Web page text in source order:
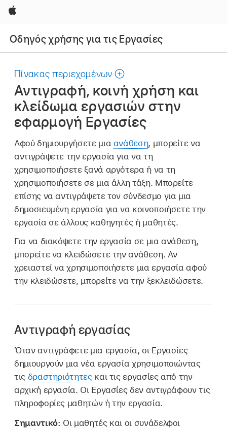
Apple
Οδηγός χρήσης για τις Εργασίες
Πίνακας περιεχομένων
Αντιγραφή, κοινή χρήση και
κλείδωμα εργασιών στην
εφαρμογή Εργασίες
Αφού δημιουργήσετε μια ανάθεση, μπορείτε να
αντιγράψετε την εργασία για να τη
χρησιμοποιήσετε ξανά αργότερα ή να τη
χρησιμοποιήσετε σε μια άλλη τάξη. Μπορείτε
επίσης να αντιγράψετε τον σύνδεσμο για μια
δημοσιευμένη εργασία για να κοινοποιήσετε την
εργασία σε άλλους καθηγητές ή μαθητές.
Για να διακόψετε την εργασία σε μια ανάθεση,
μπορείτε να κλειδώσετε την ανάθεση. Αν
χρειαστεί να χρησιμοποιήσετε μια εργασία αφού
την κλειδώσετε, μπορείτε να την ξεκλειδώσετε.
Αντιγραφή εργασίας
Όταν αντιγράφετε μια εργασία, οι Εργασίες
δημιουργούν μια νέα εργασία χρησιμοποιώντας
τις δραστηριότητεςκαι τις εργασίες από την
αρχική εργασία. Οι Εργασίες δεν αντιγράφουν τις
πληροφορίες μαθητών ή την εργασία.
Σημαντικό: Οι μαθητές και οι συνάδελφοι